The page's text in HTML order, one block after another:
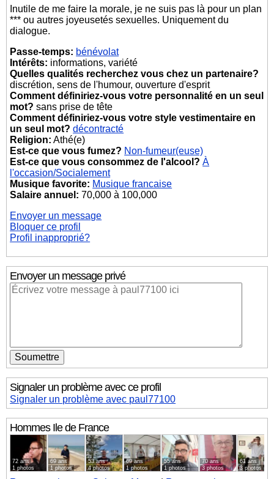
Inutile de me faire la morale, je ne suis pas là pour un plan
*** ou autres joyeusetés sexuelles. Uniquement du
dialogue.
Passe-temps: bénévolat
Intérêts: informations, variété
Quelles qualités recherchez vous chez un partenaire?
discrétion, sens de l'humour, ouverture d'esprit
Comment définiriez-vous votre personnalité en un seul
mot? sans prise de tête
Comment définiriez-vous votre style vestimentaire en
un seul mot? décontracté
Religion: Athé(e)
Est-ce que vous fumez? Non-fumeur(euse)
Est-ce que vous consommez de l'alcool? À
l'occasion/Socialement
Musique favorite: Musique francaise
Salaire annuel: 70,000 à 100,000
Envoyer un message
Bloquer ce profil
Profil inapproprié?
Envoyer un message privé
Signaler un problème avec ce profil
Signaler un problème avec paul77100
HommesIle de France
72 ans
1 photos
69 ans
1 photos
53 ans
4 photos
69 ans
1 photos
55 ans
1 photos
70 ans
3 photos
61 ans
3 photos